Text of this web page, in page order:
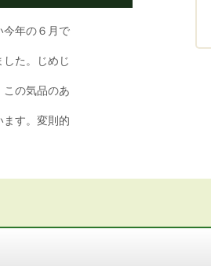
今年の６月で
た。じめじ
の気品のあ
す。変則的